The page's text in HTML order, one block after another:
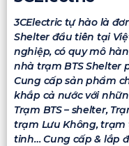
3CElectric tự hào là
Shelter đầu tiên tại
nghiệp, có quy mô
nhà trạm BTS Shelter
Cung cấp sản phẩm
khắp cả nước với
Trạm BTS – shelter,
trạm Lưu Không,
tinh… Cung cấp & lắp